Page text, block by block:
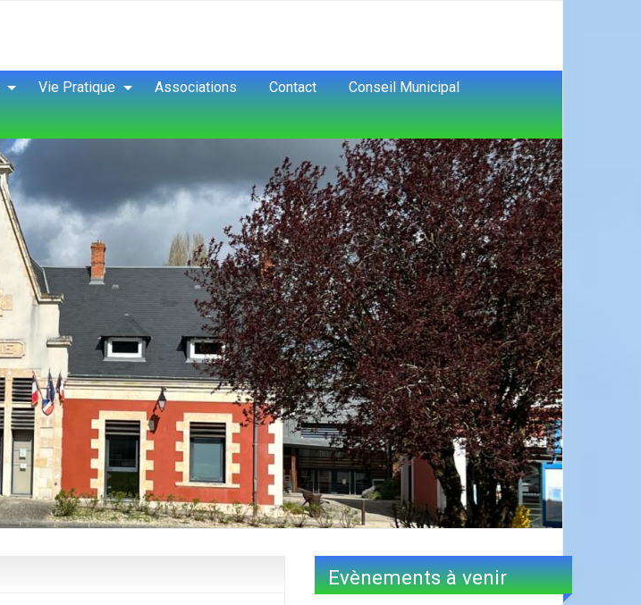
Vie Pratique Associations Contact Conseil Municipal
Evènements à venir